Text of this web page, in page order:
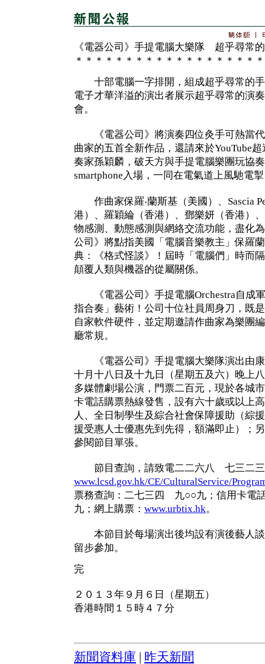
《電器公司》手提電腦大樂隊 超乎尋常
＊＊＊＊＊＊＊＊＊＊＊＊＊＊＊＊＊＊
十部電腦一字排開，組成超乎尋常的手
電子才華洋溢的演出者展示超乎尋常的演
會。
《電器公司》將演奏四位灸手可熱當代
曲家的五首全新作品，還請來於YouTube
奏家孫穎麟，破天方與手提電腦樂團玩協
smartphone入場，一同在電氣道上風馳電
作曲家保羅‧蘭斯基（美國）、Sascia
港）、羅穎綸（香港）、鄧樂妍（香港）
物感測、動態感測與網絡交流功能，盡化
公司》將點指美國「電腦音樂教主」保羅
典：《格式怪談》！屆時「電腦們」時而
顛覆人類與機器的從屬關係。
《電器公司》手提電腦Orchestra自成
指合奏」藝術！公司十位社員周身刀，既
自家軟件硬件，並定期邀請作曲家為樂團
廳常規。
《電器公司》手提電腦大樂隊演出由康
十月十八日及十九日（星期五及六）晚上
多媒體劇場公演，門票二百元，現於各城
卡電話購票熱線發售，設有六十歲或以上
人、全日制學生及綜合社會保障援助（綜
援受惠人士優惠先到先得，額滿即止）；
參閱節目單張。
節目查詢，請致電二二六八 七三二三
www.lcsd.gov.hk/CE/CulturalService/
票務查詢：二七三四 九○○九；信用卡電
九；網上購票： www.urbtix.hk。
本節目於每場演出後均設有演後藝人談
留步參加。
完
２０１３年９月６日（星期五）
香港時間１５時４７分
新聞資料庫 昨天新聞